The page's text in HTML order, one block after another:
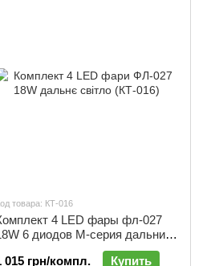
товара: КТ-016
4 LED фары фл-027
6 диодов M-серия дальний
015 грн/компл.
Купить